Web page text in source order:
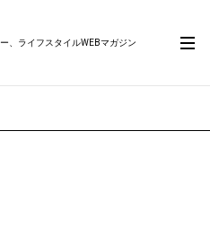
、ライフスタイルWEBマガジン